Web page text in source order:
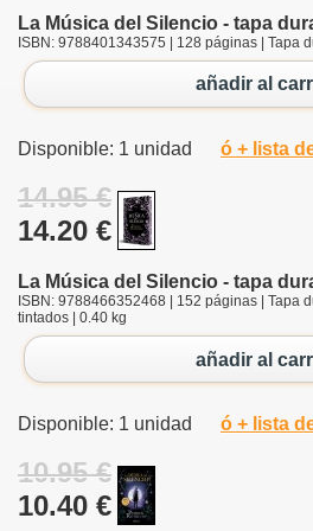
La Música del Silencio - tapa
ISBN: 9788401343575 | 128 páginas | Tapa
añadir al
Disponible: 1 unidad ó + lista
14.95 €
14.20 €
La Música del Silencio - tapa
ISBN: 9788466352468 | 152 páginas | Tapa
tintados | 0.40 kg
añadir al
Disponible: 1 unidad ó + lista
10.95 €
10.40 €